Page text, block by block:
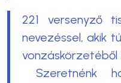
221 versenyző
nevezéssel, akik
Szeretnénk